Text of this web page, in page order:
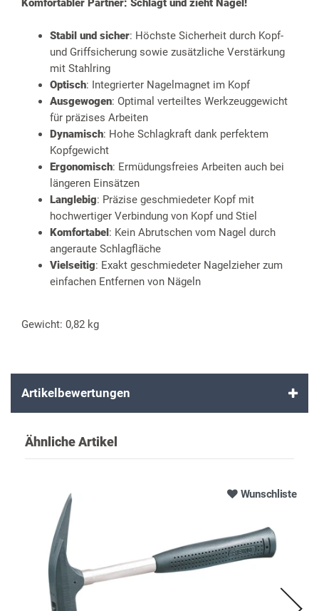
Komfortabler Partner: Schlägt und zieht Nägel!
Stabil und sicher: Höchste Sicherheit durch Kopf-
und Griffsicherung sowie zusätzliche Verstärkung
mit Stahlring
Optisch: Integrierter Nagelmagnet im Kopf
Ausgewogen: Optimal verteiltes Werkzeuggewicht
für präzises Arbeiten
Dynamisch: Hohe Schlagkraft dank perfektem
Kopfgewicht
Ergonomisch: Ermüdungsfreies Arbeiten auch bei
längeren Einsätzen
Langlebig: Präzise geschmiedeter Kopf mit
hochwertiger Verbindung von Kopf und Stiel
Komfortabel: Kein Abrutschen vom Nagel durch
angeraute Schlagfläche
Vielseitig: Exakt geschmiedeter Nagelzieher zum
einfachen Entfernen von Nägeln
Gewicht: 0,82 kg
Artikelbewertungen
Ähnliche Artikel
Wunschliste